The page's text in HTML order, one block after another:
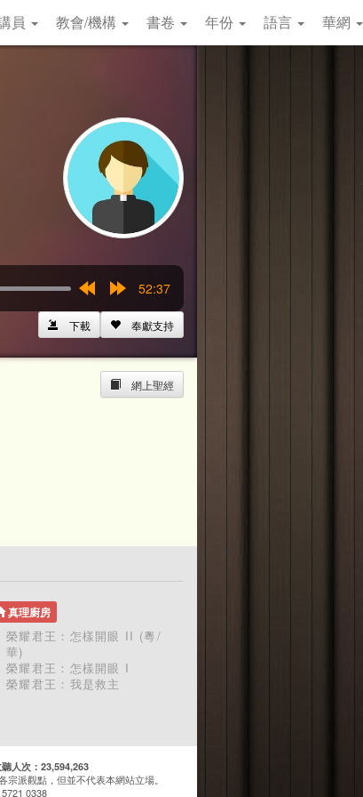
員 教會/機構 書卷 年份 語言 華網
15s
15s
52:37
奉獻支持
下載
網上聖經
真理廚房
榮耀君王：怎樣開眼 II (粵/
華)
榮耀君王：怎樣開眼 I
榮耀君王：我是救主
人次：23,594,263
派觀點，但並不代表本網站立場。
0338